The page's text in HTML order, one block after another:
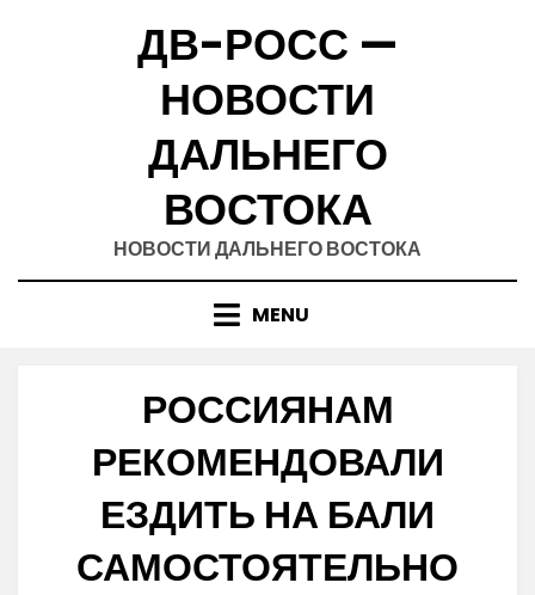
ДВ-РОСС —
НОВОСТИ
ДАЛЬНЕГО
ВОСТОКА
НОВОСТИ ДАЛЬНЕГО ВОСТОКА
MENU
РОССИЯНАМ
РЕКОМЕНДОВАЛИ
ЕЗДИТЬ НА БАЛИ
САМОСТОЯТЕЛЬНО